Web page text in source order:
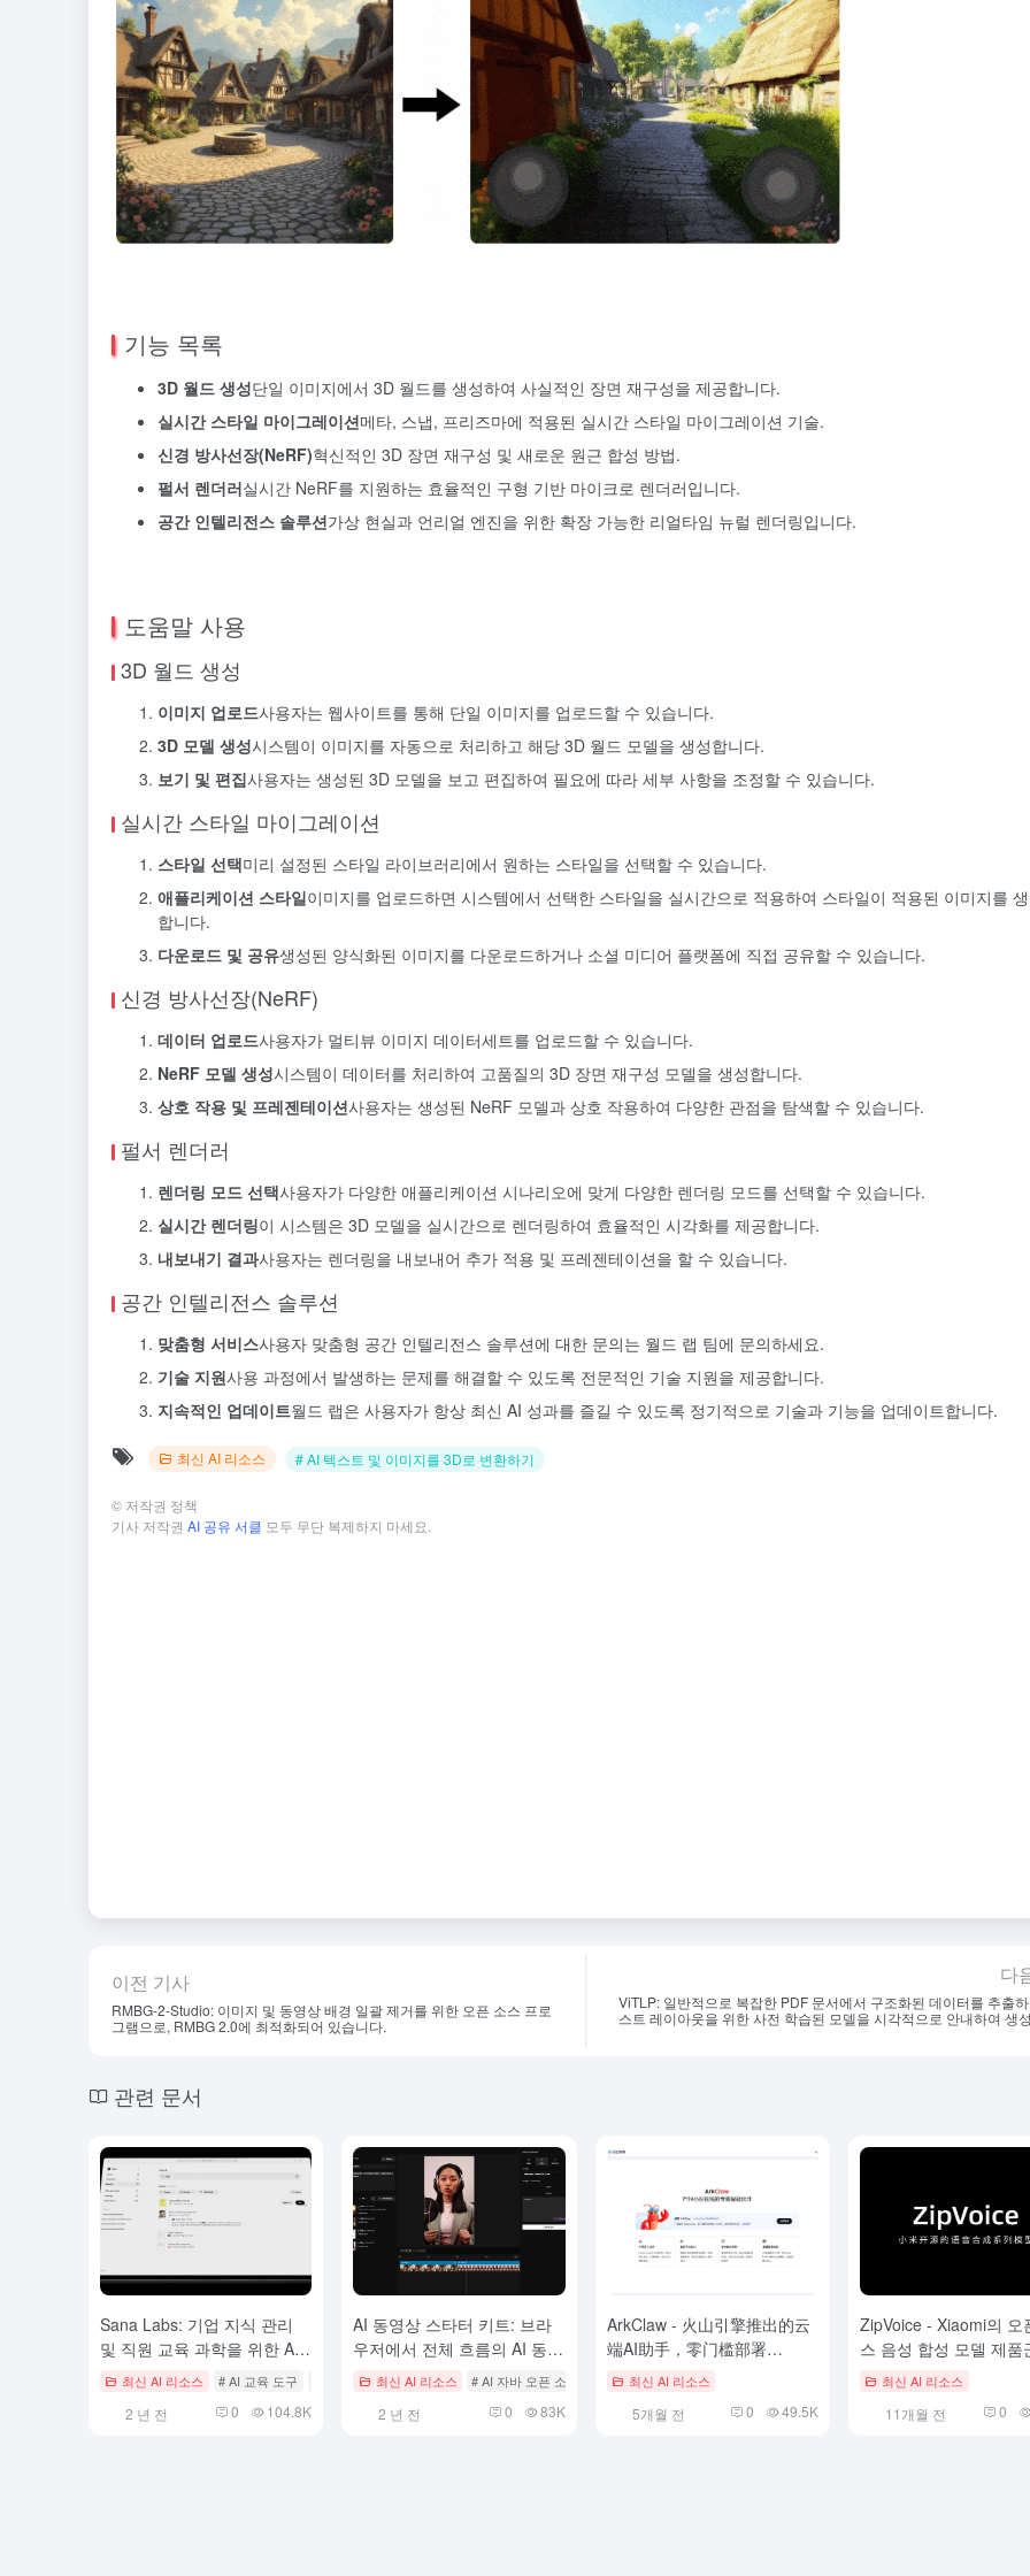
기능 목록
3D 월드 생성단일 이미지에서 3D 월드를 생성하여 사실적인 장면 재구성을 제공합니다.
실시간 스타일 마이그레이션메타, 스냅, 프리즈마에 적용된 실시간 스타일 마이그레이션 기술.
신경 방사선장(NeRF)혁신적인 3D 장면 재구성 및 새로운 원근 합성 방법.
펄서 렌더러실시간 NeRF를 지원하는 효율적인 구형 기반 마이크로 렌더러입니다.
공간 인텔리전스 솔루션가상 현실과 언리얼 엔진을 위한 확장 가능한 리얼타임 뉴럴 렌더링입니다.
도움말 사용
3D 월드 생성
이미지 업로드사용자는 웹사이트를 통해 단일 이미지를 업로드할 수 있습니다.
3D 모델 생성시스템이 이미지를 자동으로 처리하고 해당 3D 월드 모델을 생성합니다.
보기 및 편집사용자는 생성된 3D 모델을 보고 편집하여 필요에 따라 세부 사항을 조정할 수 있습니다.
실시간 스타일 마이그레이션
스타일 선택미리 설정된 스타일 라이브러리에서 원하는 스타일을 선택할 수 있습니다.
애플리케이션 스타일이미지를 업로드하면 시스템에서 선택한 스타일을 실시간으로 적용하여 스타일이 적용된 이미지를
합니다.
다운로드 및 공유생성된 양식화된 이미지를 다운로드하거나 소셜 미디어 플랫폼에 직접 공유할 수 있습니다.
신경 방사선장(NeRF)
데이터 업로드사용자가 멀티뷰 이미지 데이터세트를 업로드할 수 있습니다.
NeRF 모델 생성시스템이 데이터를 처리하여 고품질의 3D 장면 재구성 모델을 생성합니다.
상호 작용 및 프레젠테이션사용자는 생성된 NeRF 모델과 상호 작용하여 다양한 관점을 탐색할 수 있습니다.
펄서 렌더러
렌더링 모드 선택사용자가 다양한 애플리케이션 시나리오에 맞게 다양한 렌더링 모드를 선택할 수 있습니다.
실시간 렌더링이 시스템은 3D 모델을 실시간으로 렌더링하여 효율적인 시각화를 제공합니다.
내보내기 결과사용자는 렌더링을 내보내어 추가 적용 및 프레젠테이션을 할 수 있습니다.
공간 인텔리전스 솔루션
맞춤형 서비스사용자 맞춤형 공간 인텔리전스 솔루션에 대한 문의는 월드 랩 팀에 문의하세요.
기술 지원사용 과정에서 발생하는 문제를 해결할 수 있도록 전문적인 기술 지원을 제공합니다.
지속적인 업데이트월드 랩은 사용자가 항상 최신 AI 성과를 즐길 수 있도록 정기적으로 기술과 기능을 업데이트합니다.
최신 AI 리소스 # AI 텍스트 및 이미지를 3D로 변환하기
© 저작권 정책
기사 저작권 AI 공유 서클 모두 무단 복제하지 마세요.
이전 기사
RMBG-2-Studio: 이미지 및 동영상 배경 일괄 제거를 위한 오픈 소스 프로
그램으로, RMBG 2.0에 최적화되어 있습니다.
다
ViTLP: 일반적으로 복잡한 PDF 문서에서 구조화된 데이터를 추출
스트 레이아웃을 위한 사전 학습된 모델을 시각적으로 안내하여 생
관련 문서
Sana Labs: 기업 지식 관리
및 직원 교육 과학을 위한 AI
도구최신 AI 리소스 # AI 교육 도구 # 지식 검색 및 RAG 프레임워크
2 년 전 0 104.8K
AI 동영상 스타터 키트: 브라
우저에서 전체 흐름의 AI 동영
상 제작 및 편집
최신 AI 리소스 # AI 자바 오픈 소스 프로젝트 # AI 오디오/비디오 편집기
2 년 전 0 83K
ArkClaw - 火山引擎推出的云
端AI助手，零门槛部署
OpenClaw
최신 AI 리소스
5개월 전 0 49.5K
ZipVoice - Xiaomi의 오
스 음성 합성 모델 제품
최신 AI 리소스
11개월 전 0